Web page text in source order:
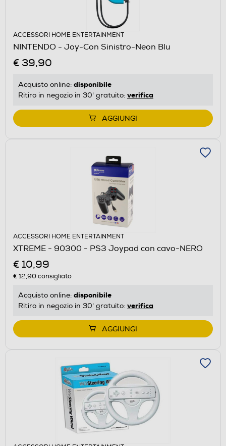
ACCESSORI HOME ENTERTAINMENT
NINTENDO - Joy-Con Sinistro-Neon Blu
€ 39,90
Acquisto online: disponibile
Ritiro in negozio in 30' gratuito: verifica
AGGIUNGI
ACCESSORI HOME ENTERTAINMENT
XTREME - 90300 - PS3 Joypad con cavo-NERO
€ 10,99
€ 12,90consigliato
Acquisto online: disponibile
Ritiro in negozio in 30' gratuito: verifica
AGGIUNGI